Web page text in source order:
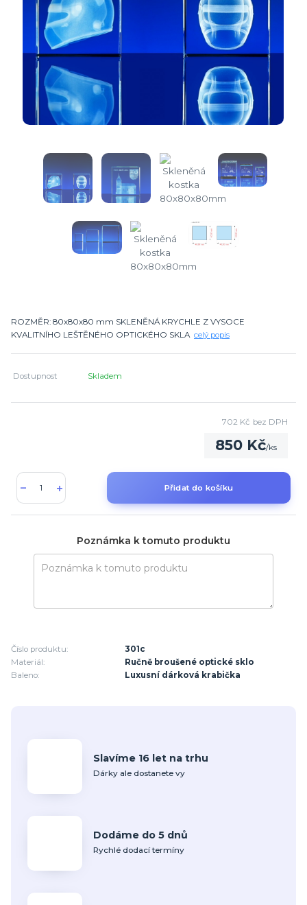
ROZMĚR: 80x80x80 mm SKLENĚNÁ KRYCHLE Z VYSOCE
KVALITNÍHO LEŠTĚNÉHO OPTICKÉHO SKLA celý popis
Dostupnost Skladem
850 Kč/ks
702 Kč bez DPH
Přidat do košíku
Poznámka k tomuto produktu
Číslo produktu:
301c
Materiál:
Ručně broušené optické sklo
Baleno:
Luxusní dárková krabička
Slavíme 16 let na trhu
Dárky ale dostanete vy
Dodáme do 5 dnů
Rychlé dodací termíny